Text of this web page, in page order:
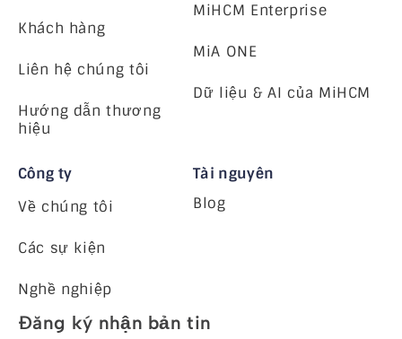
Khách hàng
Liên hệ chúng tôi
Hướng dẫn thương
hiệu
MiHCM Enterprise
MiA ONE
Dữ liệu & AI của MiHCM
Công ty
Về chúng tôi
Các sự kiện
Nghề nghiệp
Tài nguyên
Blog
Đăng ký nhận bản tin